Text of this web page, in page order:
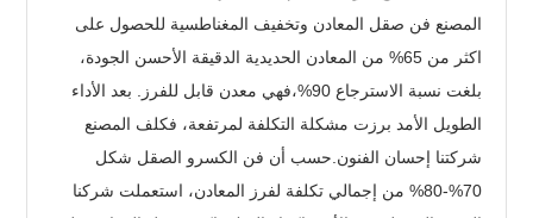
المصنع فن صقل المعادن وتخفيف المغناطسية للحصول على
اكثر من 65% من المعادن الحديدية الدقيقة الأحسن الجودة،
بلغت نسبة الاسترجاع 90%،فهي معدن قابل للفرز. بعد الأداء
الطويل الأمد برزت مشكلة التكلفة لمرتفعة، فكلف المصنع
شركتنا إحسان الفنون.حسب أن فن الكسرو الصقل شكل
70%-80% من إجمالي تكلفة لفرز المعادن، استعملت شركنا